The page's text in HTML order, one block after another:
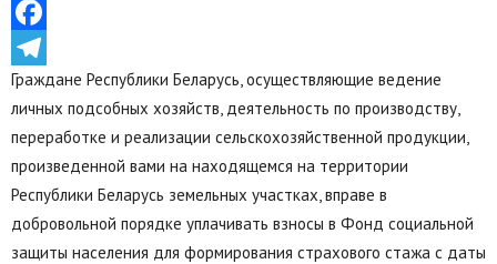
VK
Facebook
Telegram
Граждане Республики Беларусь, осуществляющие ведение
личных подсобных хозяйств, деятельность по производству,
переработке и реализации сельскохозяйственной продукции,
произведенной вами на находящемся на территории
Республики Беларусь земельных участках, вправе в
добровольной порядке уплачивать взносы в Фонд социальной
защиты населения для формирования страхового стажа с даты